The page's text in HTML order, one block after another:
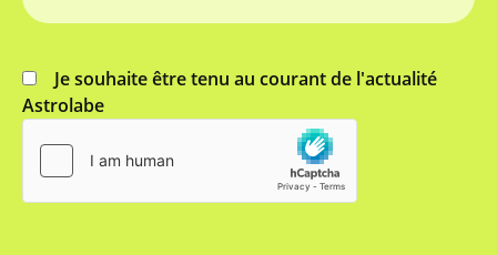
Je souhaite être tenu au courant de l'actualité
Astrolabe